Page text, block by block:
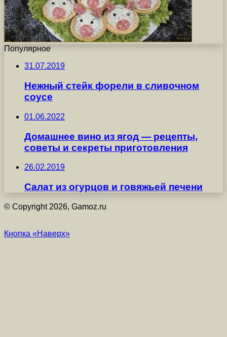
Популярное
31.07.2019
Нежный стейк форели в сливочном
соусе
01.06.2022
Домашнее вино из ягод — рецепты,
советы и секреты приготовления
26.02.2019
Салат из огурцов и говяжьей печени
© Copyright 2026, Gamoz.ru
Кнопка «Наверх»